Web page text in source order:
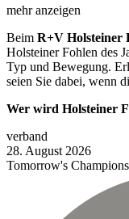
mehr anzeigen
Beim R+V Holsteiner
Holsteiner Fohlen des
Typ und Bewegung.
seien Sie dabei, wenn
Wer wird Holsteiner
verband
28. August 2026
Tomorrow's